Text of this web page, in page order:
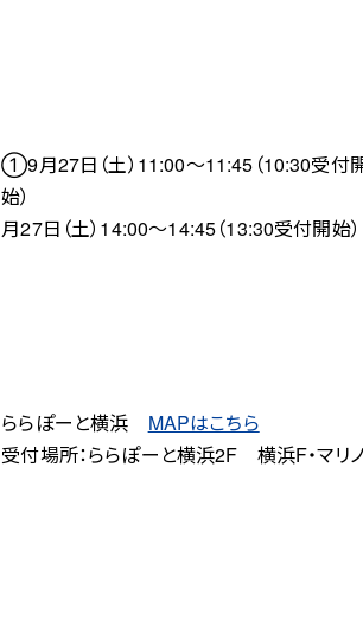
①9月27日（土）11:00～11:45（10:30受付
始
月27日（土）14:00～14:45（13:30受付開始）
ららぽーと横浜 MAPはこちら
受付場所：ららぽーと横浜2F 横浜F・マリ